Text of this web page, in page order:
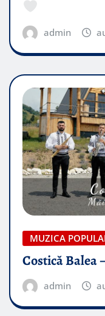
admin
MUZICA
Costică Balea
admin